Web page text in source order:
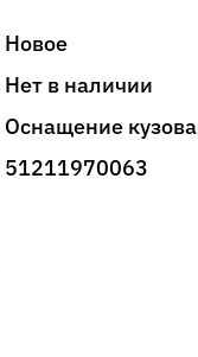
Новое
Нет в наличии
Оснащение кузова
51211970063